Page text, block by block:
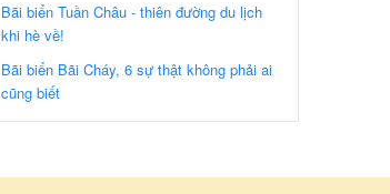
Bãi biển Tuần Châu - thiên đường du lịch
khi hè về!
Bãi biển Bãi Cháy, 6 sự thật không phải ai
cũng biết